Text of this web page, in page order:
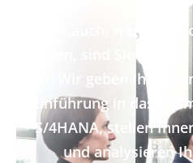
Aber auch, wenn Sie
stehen, sind Sie bei
Wir geben Ihnen
Einführung in das
S/4HANA, stellen
und analysieren